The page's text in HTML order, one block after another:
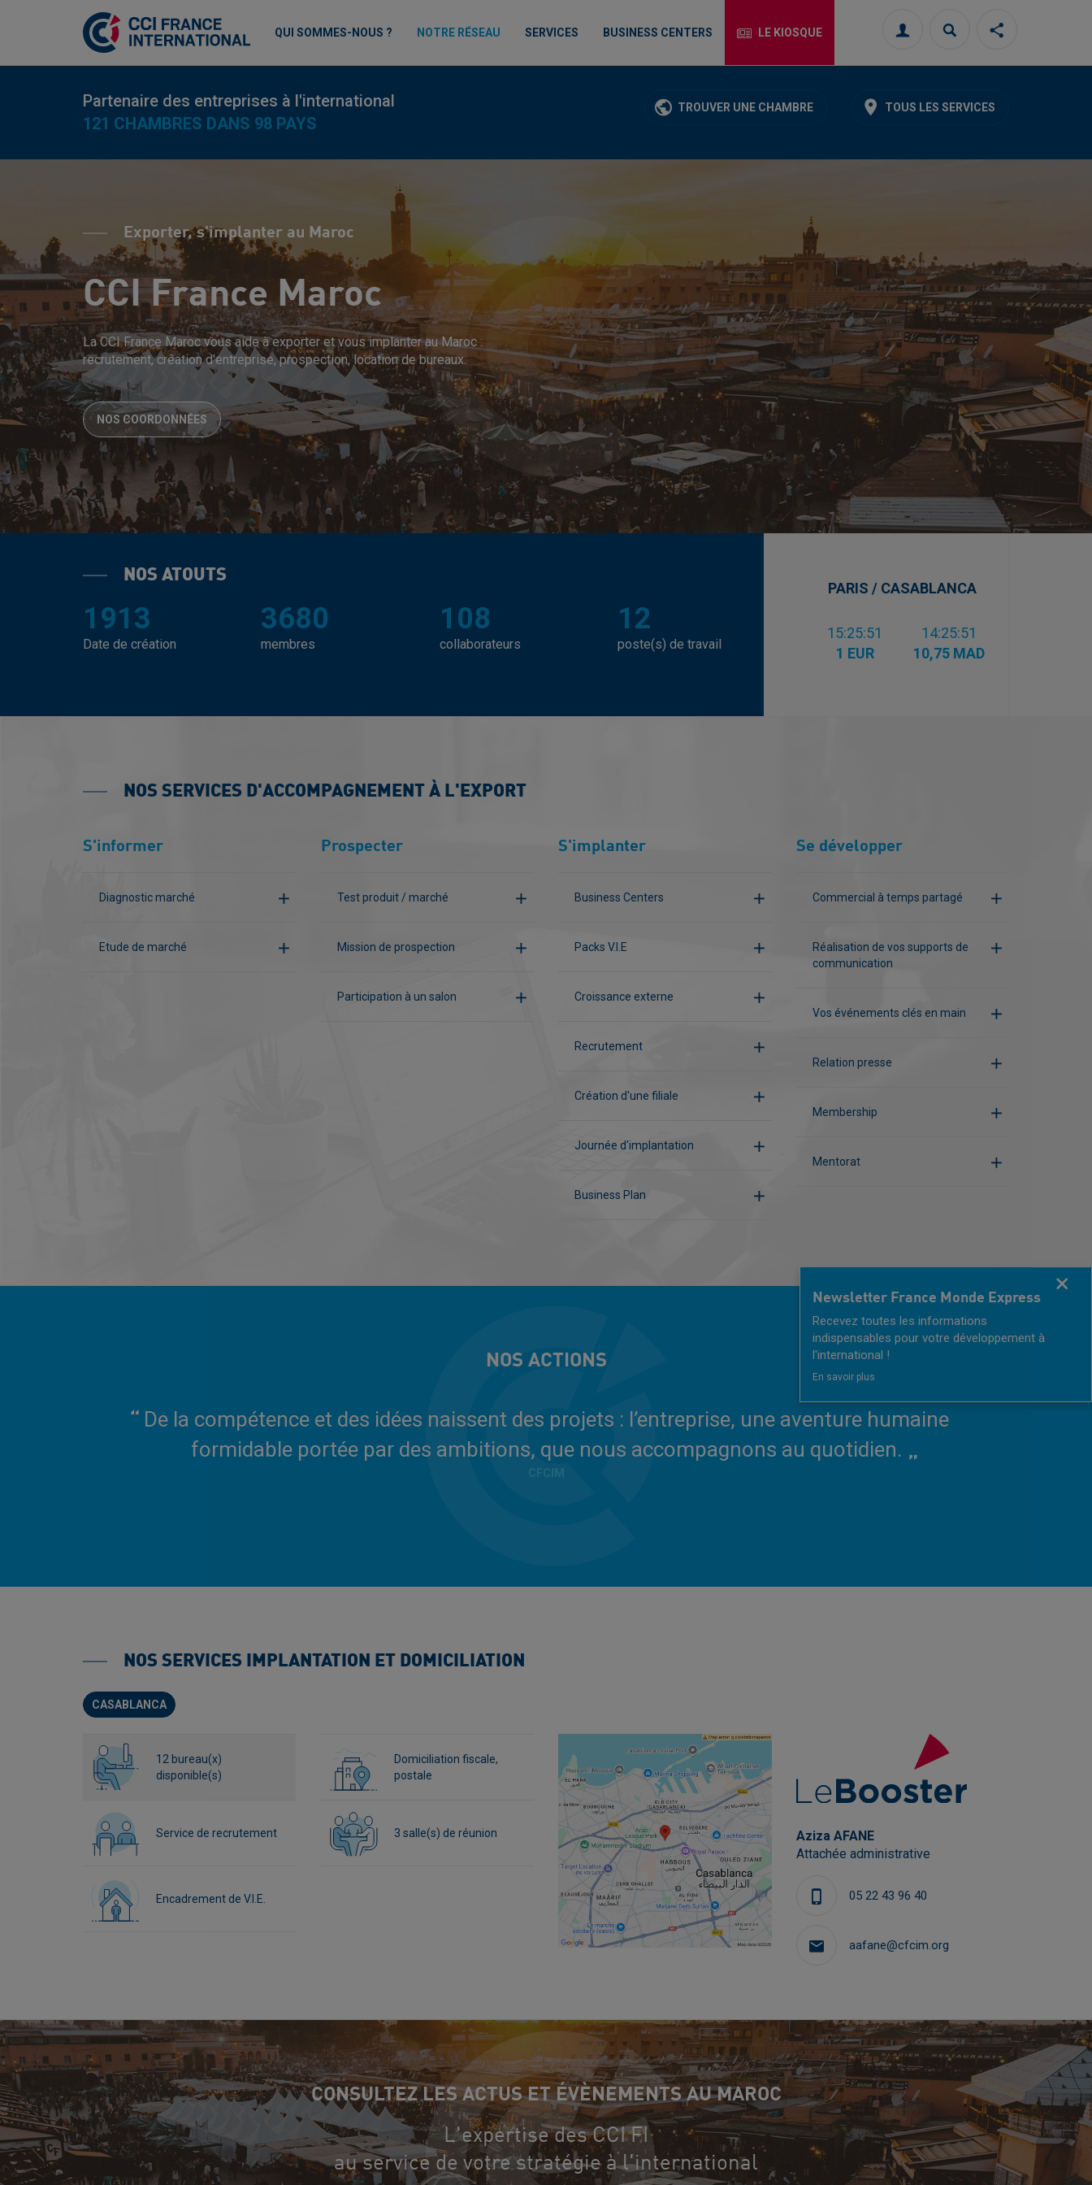
Connexion Rechercher
page
QUI SOMMES-NOUS ? NOTRE RÉSEAU SERVICES BUSINESS CENTERS LE KIOSQUE
Partenaire des entreprises à l'international
121 CHAMBRES DANS 98 PAYS
TOUS LES SERVICES
TROUVER UNE CHAMBRE
Exporter, s'implanter au Maroc
CCI France Maroc
La CCI France Maroc vous aide à exporter et vous implanter au Maroc :
recrutement, création d'entreprise, prospection, location de bureaux.
NOS COORDONNÉES
NOS ATOUTS
1913
Date de création
3680
membres
108
collaborateurs
12
poste(s) de travail
PARIS / CASABLANCA
15:25:53
1 EUR
14:25:53
10,75 MAD
NOS SERVICES D'ACCOMPAGNEMENT À L'EXPORT
S'informer
Diagnostic marché
Etude de marché
Prospecter
Test produit / marché
Mission de prospection
Participation à un salon
S'implanter
Business Centers
Packs V.I.E
Croissance externe
Recrutement
Création d'une filiale
Journée d'implantation
Business Plan
Se développer
Commercial à temps partagé
Réalisation de vos supports de
communication
Vos événements clés en main
Relation presse
Membership
Mentorat
NOS ACTIONS
De la compétence et des idées naissent des projets : l’entreprise, une aventure humaine
formidable portée par des ambitions, que nous accompagnons au quotidien.
NOS SERVICES IMPLANTATION ET DOMICILIATION
CASABLANCA
12 bureau(x)
disponible(s)
Domiciliation fiscale,
postale
Service de recrutement 3 salle(s) de réunion
Encadrement de V.I.E.
Aziza AFANE
Attachée administrative
05 22 43 96 40
aafane@cfcim.org
CONSULTEZ LES ACTUS ET ÉVÈNEMENTS AU MAROC
L'expertise des CCI FI
au service de votre stratégie à l'international
Newsletter France Monde Express
Recevez toutes les informations
indispensables pour votre développement à
l'international !
En savoir plus